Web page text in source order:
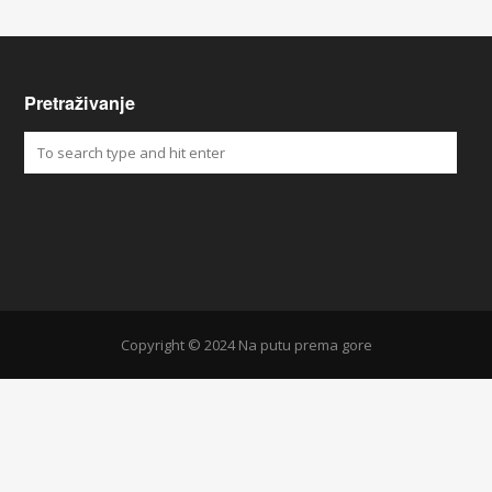
Pretraživanje
Copyright © 2024 Na putu prema gore